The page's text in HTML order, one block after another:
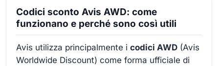
Codici sconto Avis AWD: come
funzionano e perché sono così utili
Avis utilizza principalmente i codici AWD (Avis
Worldwide Discount) come forma ufficiale di